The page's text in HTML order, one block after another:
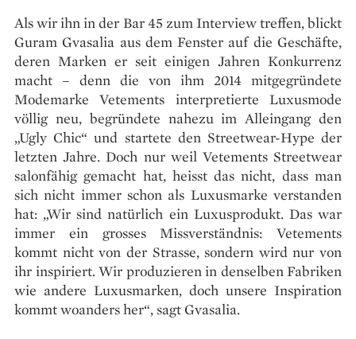
Als wir ihn in der Bar 45 zum Interview treffen, blickt
Guram Gvasalia aus dem Fenster auf die Geschäfte,
deren Marken er seit einigen Jahren Konkurrenz
macht – denn die von ihm 2014 mitgegründete
Modemarke Vetements interpretierte Luxusmode
völlig neu, begründete nahezu im Alleingang den
„Ugly Chic“ und startete den Streetwear-Hype der
letzten Jahre. Doch nur weil Vetements Streetwear
salonfähig gemacht hat, heisst das nicht, dass man
sich nicht immer schon als Luxusmarke verstanden
hat: „Wir sind natürlich ein Luxusprodukt. Das war
immer ein grosses Missverständnis: Vetements
kommt nicht von der Strasse, sondern wird nur von
ihr inspiriert. Wir produzieren in denselben Fabriken
wie andere Luxusmarken, doch unsere Inspiration
kommt woanders her“, sagt Gvasalia.